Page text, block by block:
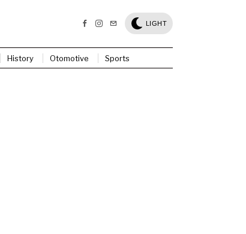
LIGHT
History Otomotive Sports